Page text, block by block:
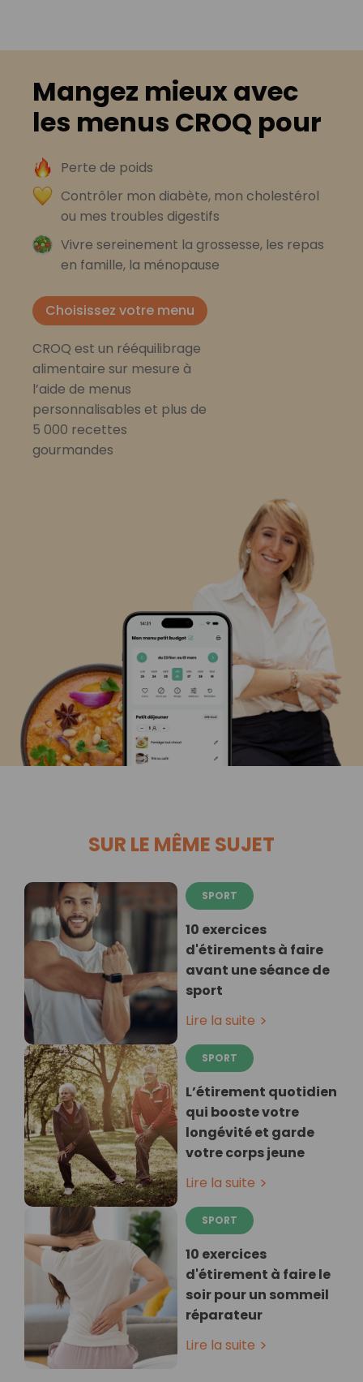
Mangez mieux avec
les menus CROQ pour
Perte de poids
Contrôler mon diabète, mon cholestérol
ou mes troubles digestifs
Vivre sereinement la grossesse, les repas
en famille, la ménopause
Choisissez votre menu
CROQ est un rééquilibrage
alimentaire sur mesure à
l’aide de menus
personnalisables et plus de
5 000 recettes
gourmandes
SUR LE MÊME SUJET
SPORT
10 exercices
d'étirements à faire
avant une séance de
sport
Lire la suite
SPORT
L’étirement quotidien
qui booste votre
longévité et garde
votre corps jeune
Lire la suite
SPORT
10 exercices
d'étirement à faire le
soir pour un sommeil
réparateur
Lire la suite